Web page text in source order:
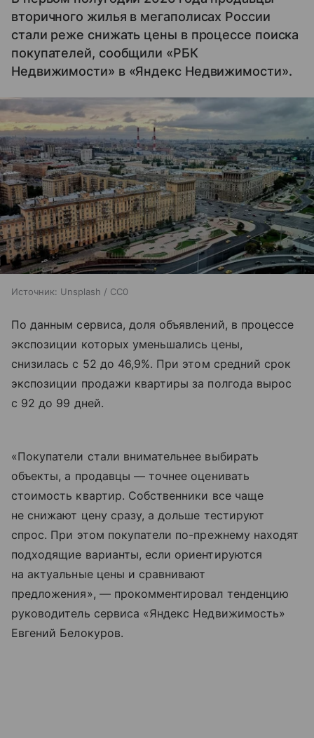
вторичного жилья в мегаполисах России
стали реже снижать цены в процессе поиска
покупателей, сообщили «РБК
Недвижимости» в «Яндекс Недвижимости».
Источник: Unsplash / CC0
По данным сервиса, доля объявлений, в процессе
экспозиции которых уменьшались цены,
снизилась с 52 до 46,9%. При этом средний срок
экспозиции продажи квартиры за полгода вырос
с 92 до 99 дней.
«Покупатели стали внимательнее выбирать
объекты, а продавцы — точнее оценивать
стоимость квартир. Собственники все чаще
не снижают цену сразу, а дольше тестируют
спрос. При этом покупатели по-прежнему находят
подходящие варианты, если ориентируются
на актуальные цены и сравнивают
предложения», — прокомментировал тенденцию
руководитель сервиса «Яндекс Недвижимость»
Евгений Белокуров.